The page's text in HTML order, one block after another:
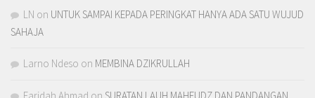
LN on UNTUK SAMPAI KEPADA PERINGKAT HANYA ADA SATU WUJUD
SAHAJA
Larno Ndeso on MEMBINA DZIKRULLAH